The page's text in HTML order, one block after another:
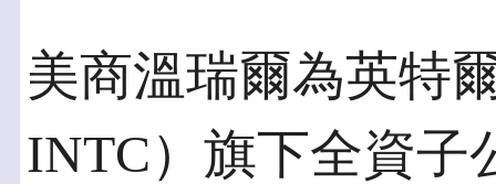
美商溫瑞爾為英特
INTC）旗下全資子